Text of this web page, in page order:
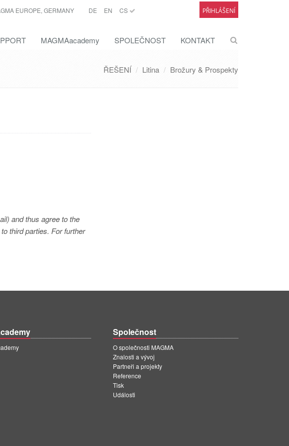
EUROPE, GERMANY DE EN CS PŘIHLÁŠENÍ
MAGMAacademy SPOLEČNOST KONTAKT
ŘEŠENÍ Litina Brožury & Prospekty
and thus agree to the
third parties. For further
Společnost
O společnosti MAGMA
Znalosti a vývoj
Partneři a projekty
Reference
Tisk
Události